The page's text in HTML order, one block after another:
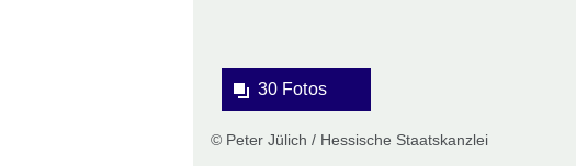
30 Fotos
© Peter Jülich / Hessische Staatskanzlei